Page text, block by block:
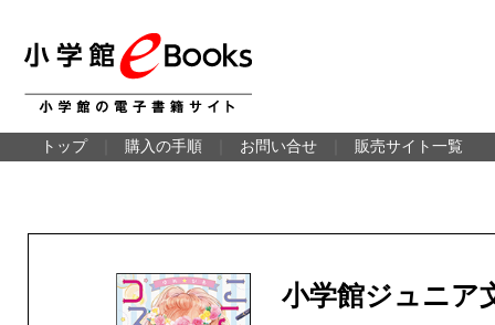
トップ 購入の手順 お問い合せ 販売サイト一覧
小学館ジュニ